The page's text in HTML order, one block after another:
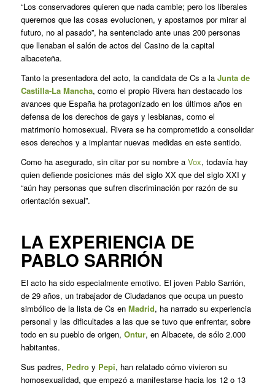
“Los conservadores quieren que nada cambie; pero los liberales
queremos que las cosas evolucionen, y apostamos por mirar al
futuro, no al pasado”, ha sentenciado ante unas 200 personas
que llenaban el salón de actos del Casino de la capital
albaceteña.
Tanto la presentadora del acto, la candidata de Cs a la Junta de
Castilla-La Mancha, como el propio Rivera han destacado los
avances que España ha protagonizado en los últimos años en
defensa de los derechos de gays y lesbianas, como el
matrimonio homosexual. Rivera se ha comprometido a consolidar
esos derechos y a implantar nuevas medidas en este sentido.
Como ha asegurado, sin citar por su nombre a Vox, todavía hay
quien defiende posiciones más del siglo XX que del siglo XXI y
“aún hay personas que sufren discriminación por razón de su
orientación sexual”.
LA EXPERIENCIA DE
PABLO SARRIÓN
El acto ha sido especialmente emotivo. El joven Pablo Sarrión,
de 29 años, un trabajador de Ciudadanos que ocupa un puesto
simbólico de la lista de Cs en Madrid, ha narrado su experiencia
personal y las dificultades a las que se tuvo que enfrentar, sobre
todo en su pueblo de origen, Ontur, en Albacete, de sólo 2.000
habitantes.
Sus padres, Pedroy Pepi, han relatado cómo vivieron su
homosexualidad, que empezó a manifestarse hacia los 12 o 13